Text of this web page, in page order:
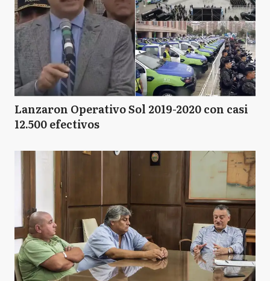
Lanzaron Operativo Sol 2019-2020 con casi
12.500 efectivos